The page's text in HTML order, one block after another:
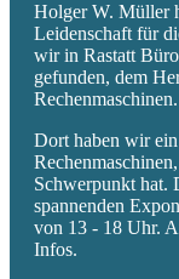
Holger W. Müller
Leidenschaft für
wir in Rastatt
gefunden, dem
Rechenmaschinen.
Dort haben wir
Schwerpunkt hat.
spannenden
von 13 - 18 Uhr.
Infos.